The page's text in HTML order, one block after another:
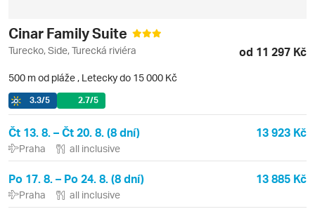
Cinar Family Suite
Turecko, Side, Turecká riviéra od 11 297 Kč
500 m od pláže , Letecky do 15 000 Kč
3.3/5 2.7/5
Čt 13. 8. – Čt 20. 8. (8 dní) 13 923 Kč
Praha all inclusive
Po 17. 8. – Po 24. 8. (8 dní) 13 885 Kč
Praha all inclusive